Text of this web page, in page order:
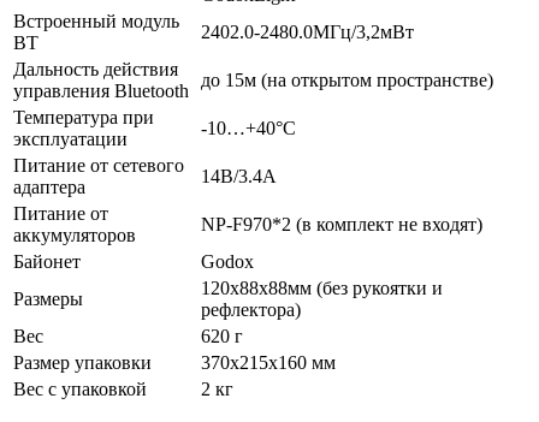
Встроенный модуль
ВТ
2402.0-2480.0МГц/3,2мВт
Дальность действия
управления Bluetooth
до 15м (на открытом пространстве)
Температура при
эксплуатации
-10…+40°С
Питание от сетевого
адаптера
14В/3.4А
Питание от
аккумуляторов
NP-F970*2 (в комплект не входят)
Байонет
Godox
Размеры
120х88х88мм (без рукоятки и
рефлектора)
Вес
620 г
Размер упаковки
370х215х160 мм
Вес с упаковкой
2 кг